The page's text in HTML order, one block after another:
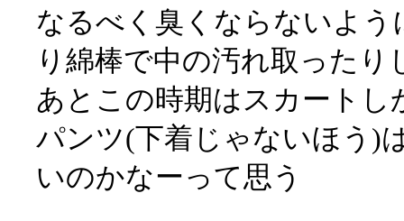
なるべく臭くならないよ
り綿棒で中の汚れ取ったり
あとこの時期はスカートし
パンツ(下着じゃないほう)
いのかなーって思う